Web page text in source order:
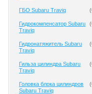
ГБО Subaru Traviq (
Гидрокомпенсатор Subaru
Traviq
(
Гидронатяжитель Subaru
Traviq
(
Гильза цилиндра Subaru
Traviq
(
Головка блока цилиндров
Subaru Traviq
(